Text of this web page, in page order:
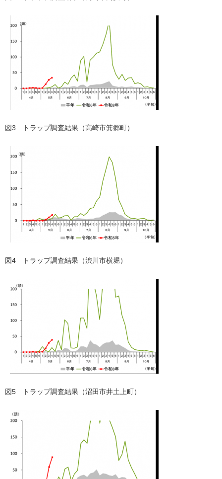
図3 トラップ調査結果（高崎市箕郷町）
図4 トラップ調査結果（渋川市横堀）
図5 トラップ調査結果（沼田市井土上町）